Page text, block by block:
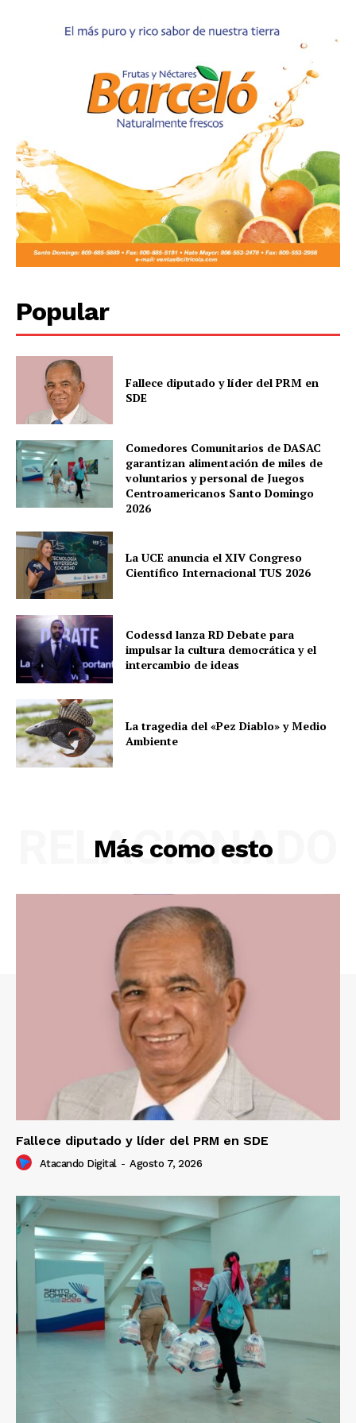
Popular
Fallece diputado y líder del PRM en
SDE
Comedores Comunitarios de DASAC
garantizan alimentación de miles de
voluntarios y personal de Juegos
Centroamericanos Santo Domingo
2026
La UCE anuncia el XIV Congreso
Científico Internacional TUS 2026
Codessd lanza RD Debate para
impulsar la cultura democrática y el
intercambio de ideas
La tragedia del «Pez Diablo» y Medio
Ambiente
Más como esto
RELACIONADO
Fallece diputado y líder del PRM en SDE
Atacando Digital - Agosto 7, 2026